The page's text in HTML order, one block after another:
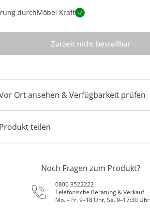
durchMöbel Kraft
Zurzeit nicht bestellbar
Ort ansehen & Verfügbarkeit prüfen
teilen
Noch Fragen zum Produkt?
0800 3522222
Telefonische Beratung & Verkauf
Mo. – Fr. 9–18 Uhr, Sa. 9–17:30 Uhr